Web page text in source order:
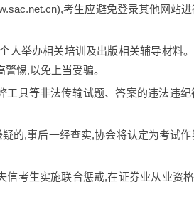
考生应避免登录其他网站
人举办相关培训及出版相关辅导材料
惕,以免上当受骗。
具等非法传输试题、答案的违法违
的,事后一经查实,协会将认定为考试
考生实施联合惩戒,在证券业从业资